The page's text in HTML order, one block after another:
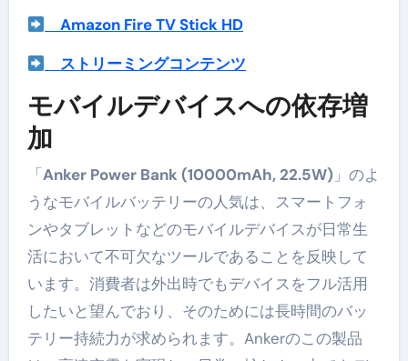
Amazon Fire TV Stick HD
ストリーミングコンテンツ
モバイルデバイスへの依存増
加
「Anker Power Bank (10000mAh, 22.5W) 」のよ
うなモバイルバッテリーの人気は、スマートフォ
ンやタブレットなどのモバイルデバイスが日常生
活において不可欠なツールであることを反映して
います。消費者は外出時でもデバイスをフル活用
したいと望んでおり、そのためには長時間のバッ
テリー持続力が求められます。Ankerのこの製品